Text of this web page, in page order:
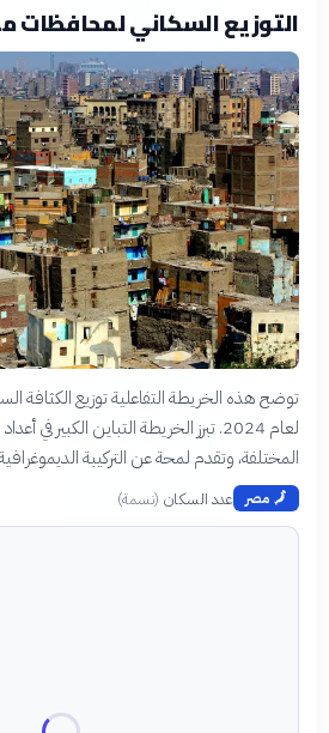
التوزيع السكاني لمحافظات مصر
توضح هذه الخريطة التفاعلية توزيع الكثافة
لعام 2024. تبرز الخريطة التباين الكبير
المختلفة، وتقدم لمحة عن التركيبة الديموغرافية
🗾 مصر عدد السكان (نسمة)